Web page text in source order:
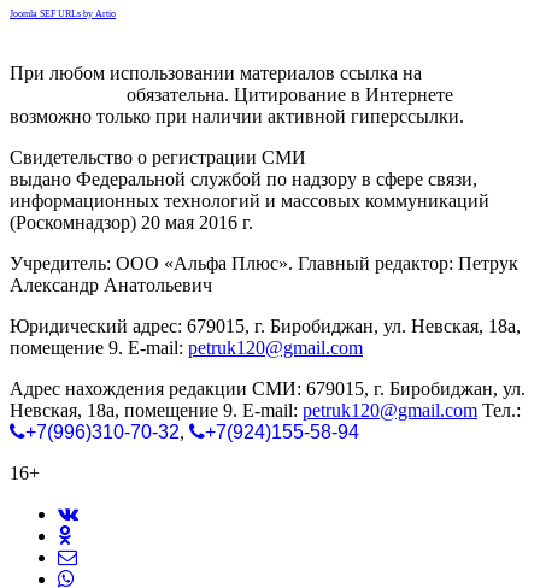
Joomla SEF URLs by Artio
При любом использовании материалов ссылка на
обязательна. Цитирование в Интернете
возможно только при наличии активной гиперссылки.
Свидетельство о регистрации СМИ
выдано Федеральной службой по надзору в сфере связи,
информационных технологий и массовых коммуникаций
(Роскомнадзор) 20 мая 2016 г.
Учредитель: ООО «Альфа Плюс». Главный редактор: Петрук
Александр Анатольевич
Юридический адрес: 679015, г. Биробиджан, ул. Невская, 18а,
помещение 9. E-mail: petruk120@gmail.com
Адрес нахождения редакции СМИ: 679015, г. Биробиджан, ул.
Невская, 18а, помещение 9. E-mail: petruk120@gmail.com Тел.:
+7(996)310-70-32,
+7(924)155-58-94
16+